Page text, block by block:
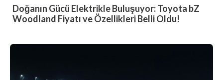
Doğanın Gücü Elektrikle Buluşuyor: Toyota bZ
Woodland Fiyatı ve Özellikleri Belli Oldu!